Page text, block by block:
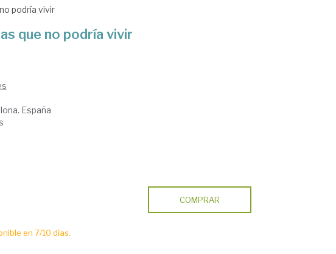
podría vivir
que no podría vivir
España
en 7/10 días.
COMPRAR